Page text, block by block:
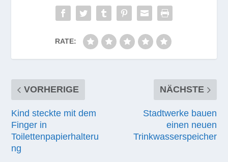
RATE:
VORHERIGE
Kind steckte mit dem
Finger in
Toilettenpapierhalteru
ng
NÄCHSTE
Stadtwerke bauen
einen neuen
Trinkwasserspeicher